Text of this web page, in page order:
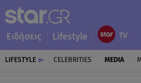
Ειδήσεις Lifestyle
LIFESTYLE CELEBRITIES MEDIA